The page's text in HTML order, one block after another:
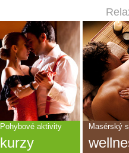
Pohybové aktivity
kurzy
Masérský